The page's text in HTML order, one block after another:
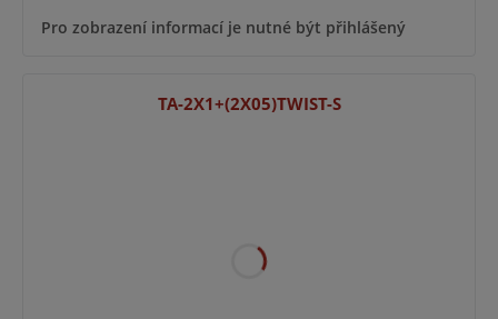
Pro zobrazení informací je nutné být přihlášený
TA-2X1+(2X05)TWIST-S